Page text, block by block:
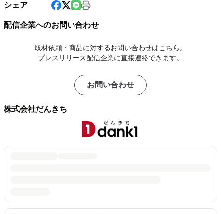
シェア
配信企業へのお問い合わせ
取材依頼・商品に対するお問い合わせはこちら。
プレスリリース配信企業に直接連絡できます。
お問い合わせ
株式会社だんきち